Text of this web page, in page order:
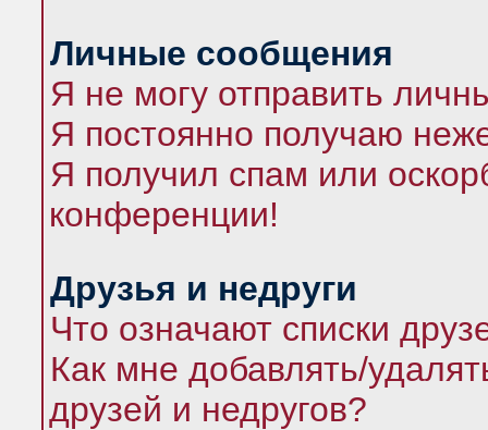
Личные сообщения
Я не могу отправить
Я постоянно получаю
Я получил спам или
конференции!
Друзья и недруги
Что означают списки
Как мне добавлять/
друзей и недругов?